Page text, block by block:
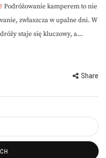
Podróżowanie kamperem to nie
zwłaszcza w upalne dni. W
staje się kluczowy, a...
Share